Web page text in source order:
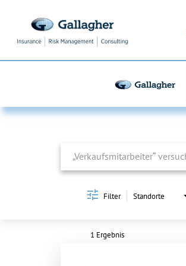
Job Search Page
Filter Standorte
1 Ergebnis